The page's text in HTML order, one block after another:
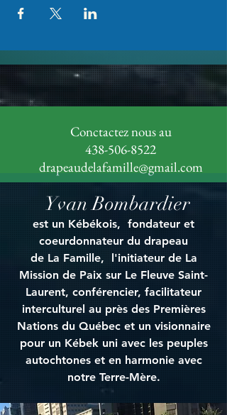
Conctactez nous au
438-506-8522
drapeaudelafamille@gmail.com
Yvan Bombardier
est un Kébékois, fondateur et
coeurdonnateur du drapeau
de La Famille, l'initiateur de La
Mission de Paix sur Le Fleuve Saint-
Laurent, conférencier, facilitateur
interculturel au près des Premières
Nations du Québec et un visionnaire
pour un Kébek uni avec les peuples
autochtones et en harmonie avec
notre Terre-Mère.